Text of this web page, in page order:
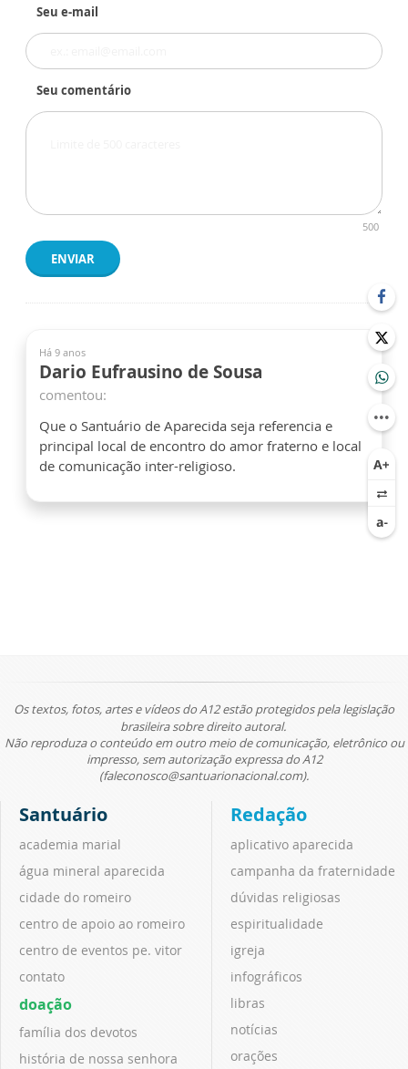
Seu e-mail
Seu comentário
500
ENVIAR
Há 9 anos
Dario Eufrausino de Sousa
comentou:
Que o Santuário de Aparecida seja referencia e
principal local de encontro do amor fraterno e local
de comunicação inter-religioso.
Os textos, fotos, artes e vídeos do A12 estão protegidos pela legislação
brasileira sobre direito autoral.
Não reproduza o conteúdo em outro meio de comunicação, eletrônico ou
impresso, sem autorização expressa do A12
(faleconosco@santuarionacional.com).
Santuário
academia marial
água mineral aparecida
cidade do romeiro
centro de apoio ao romeiro
centro de eventos pe. vitor
contato
doação
família dos devotos
história de nossa senhora
Redação
aplicativo aparecida
campanha da fraternidade
dúvidas religiosas
espiritualidade
igreja
infográficos
libras
notícias
orações